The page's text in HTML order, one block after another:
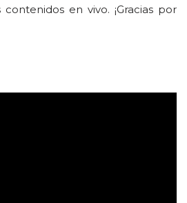
en vivo. ¡Gracias por